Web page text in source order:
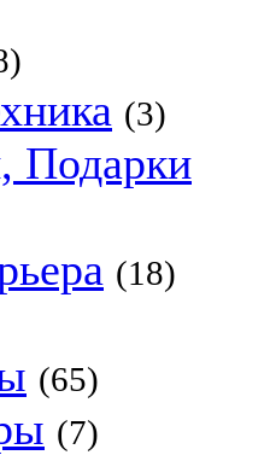
(3)
Подарки
(18)
(65)
(7)